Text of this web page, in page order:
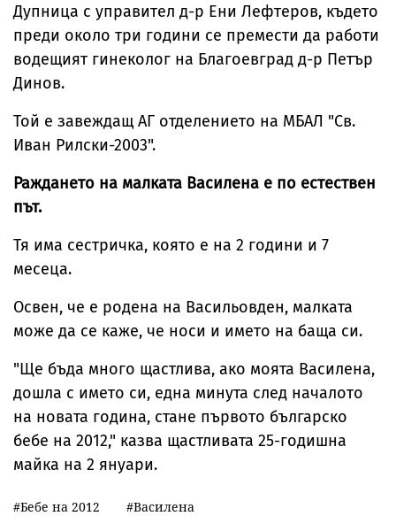
Дупница с управител д-р Ени Лефтеров, където
преди около три години се премести да работи
водещият гинеколог на Благоевград д-р Петър
Динов.
Той е завеждащ АГ отделението на МБАЛ "Св.
Иван Рилски-2003".
Раждането на малката Василена е по естествен
път.
Тя има сестричка, която е на 2 години и 7
месеца.
Освен, че е родена на Васильовден, малката
може да се каже, че носи и името на баща си.
"Ще бъда много щастлива, ако моята Василена,
дошла с името си, една минута след началото
на новата година, стане първото българско
бебе на 2012," казва щастливата 25-годишна
майка на 2 януари.
Бебе на 2012 Василена